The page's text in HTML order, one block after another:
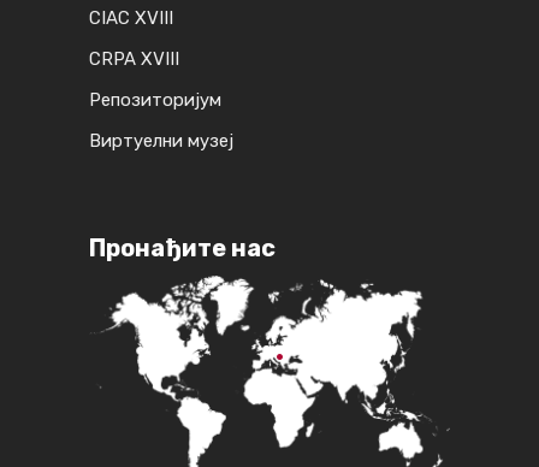
CIAC XVIII
CRPA XVIII
Репозиторијум
Виртуелни музеј
Пронађите нас